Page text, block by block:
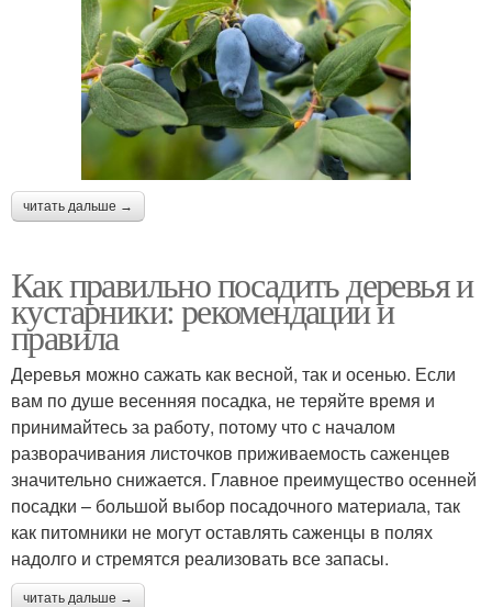
читать дальше →
Как правильно посадить деревья и
кустарники: рекомендации и
правила
Деревья можно сажать как весной, так и осенью. Если
вам по душе весенняя посадка, не теряйте время и
принимайтесь за работу, потому что с началом
разворачивания листочков приживаемость саженцев
значительно снижается. Главное преимущество осенней
посадки – большой выбор посадочного материала, так
как питомники не могут оставлять саженцы в полях
надолго и стремятся реализовать все запасы.
читать дальше →